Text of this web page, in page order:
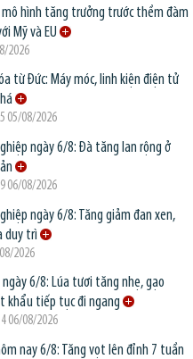
mô hình tăng trưởng trước thềm đàm
Mỹ và EU
2026
từ Đức: Máy móc, linh kiện điện tử
05/08/2026
ngày 6/8: Đà tăng lan rộng ở
06/08/2026
ngày 6/8: Tăng giảm đan xen,
trì
2026
6/8: Lúa tươi tăng nhẹ, gạo
khẩu tiếp tục đi ngang
06/08/2026
nay 6/8: Tăng vọt lên đỉnh 7 tuần